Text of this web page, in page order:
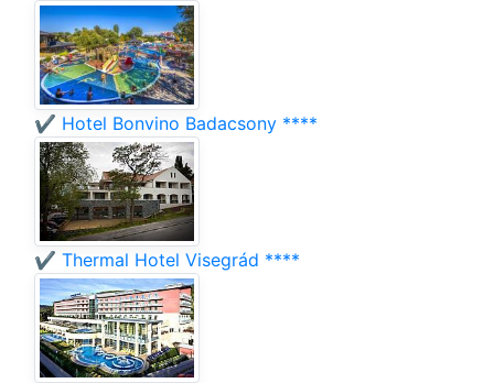
✔️ Hotel Bonvino Badacsony ****
✔️ Thermal Hotel Visegrád ****